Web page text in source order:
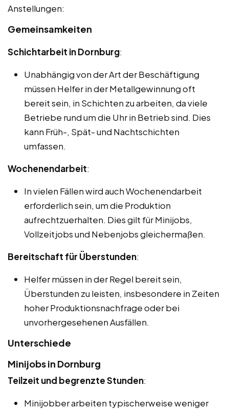
Anstellungen:
Gemeinsamkeiten
Schichtarbeit in Dornburg:
Unabhängig von der Art der Beschäftigung
müssen Helfer in der Metallgewinnung oft
bereit sein, in Schichten zu arbeiten, da viele
Betriebe rund um die Uhr in Betrieb sind. Dies
kann Früh-, Spät- und Nachtschichten
umfassen.
Wochenendarbeit:
In vielen Fällen wird auch Wochenendarbeit
erforderlich sein, um die Produktion
aufrechtzuerhalten. Dies gilt für Minijobs,
Vollzeitjobs und Nebenjobs gleichermaßen.
Bereitschaft für Überstunden:
Helfer müssen in der Regel bereit sein,
Überstunden zu leisten, insbesondere in Zeiten
hoher Produktionsnachfrage oder bei
unvorhergesehenen Ausfällen.
Unterschiede
Minijobs in Dornburg
Teilzeit und begrenzte Stunden:
Minijobber arbeiten typischerweise weniger